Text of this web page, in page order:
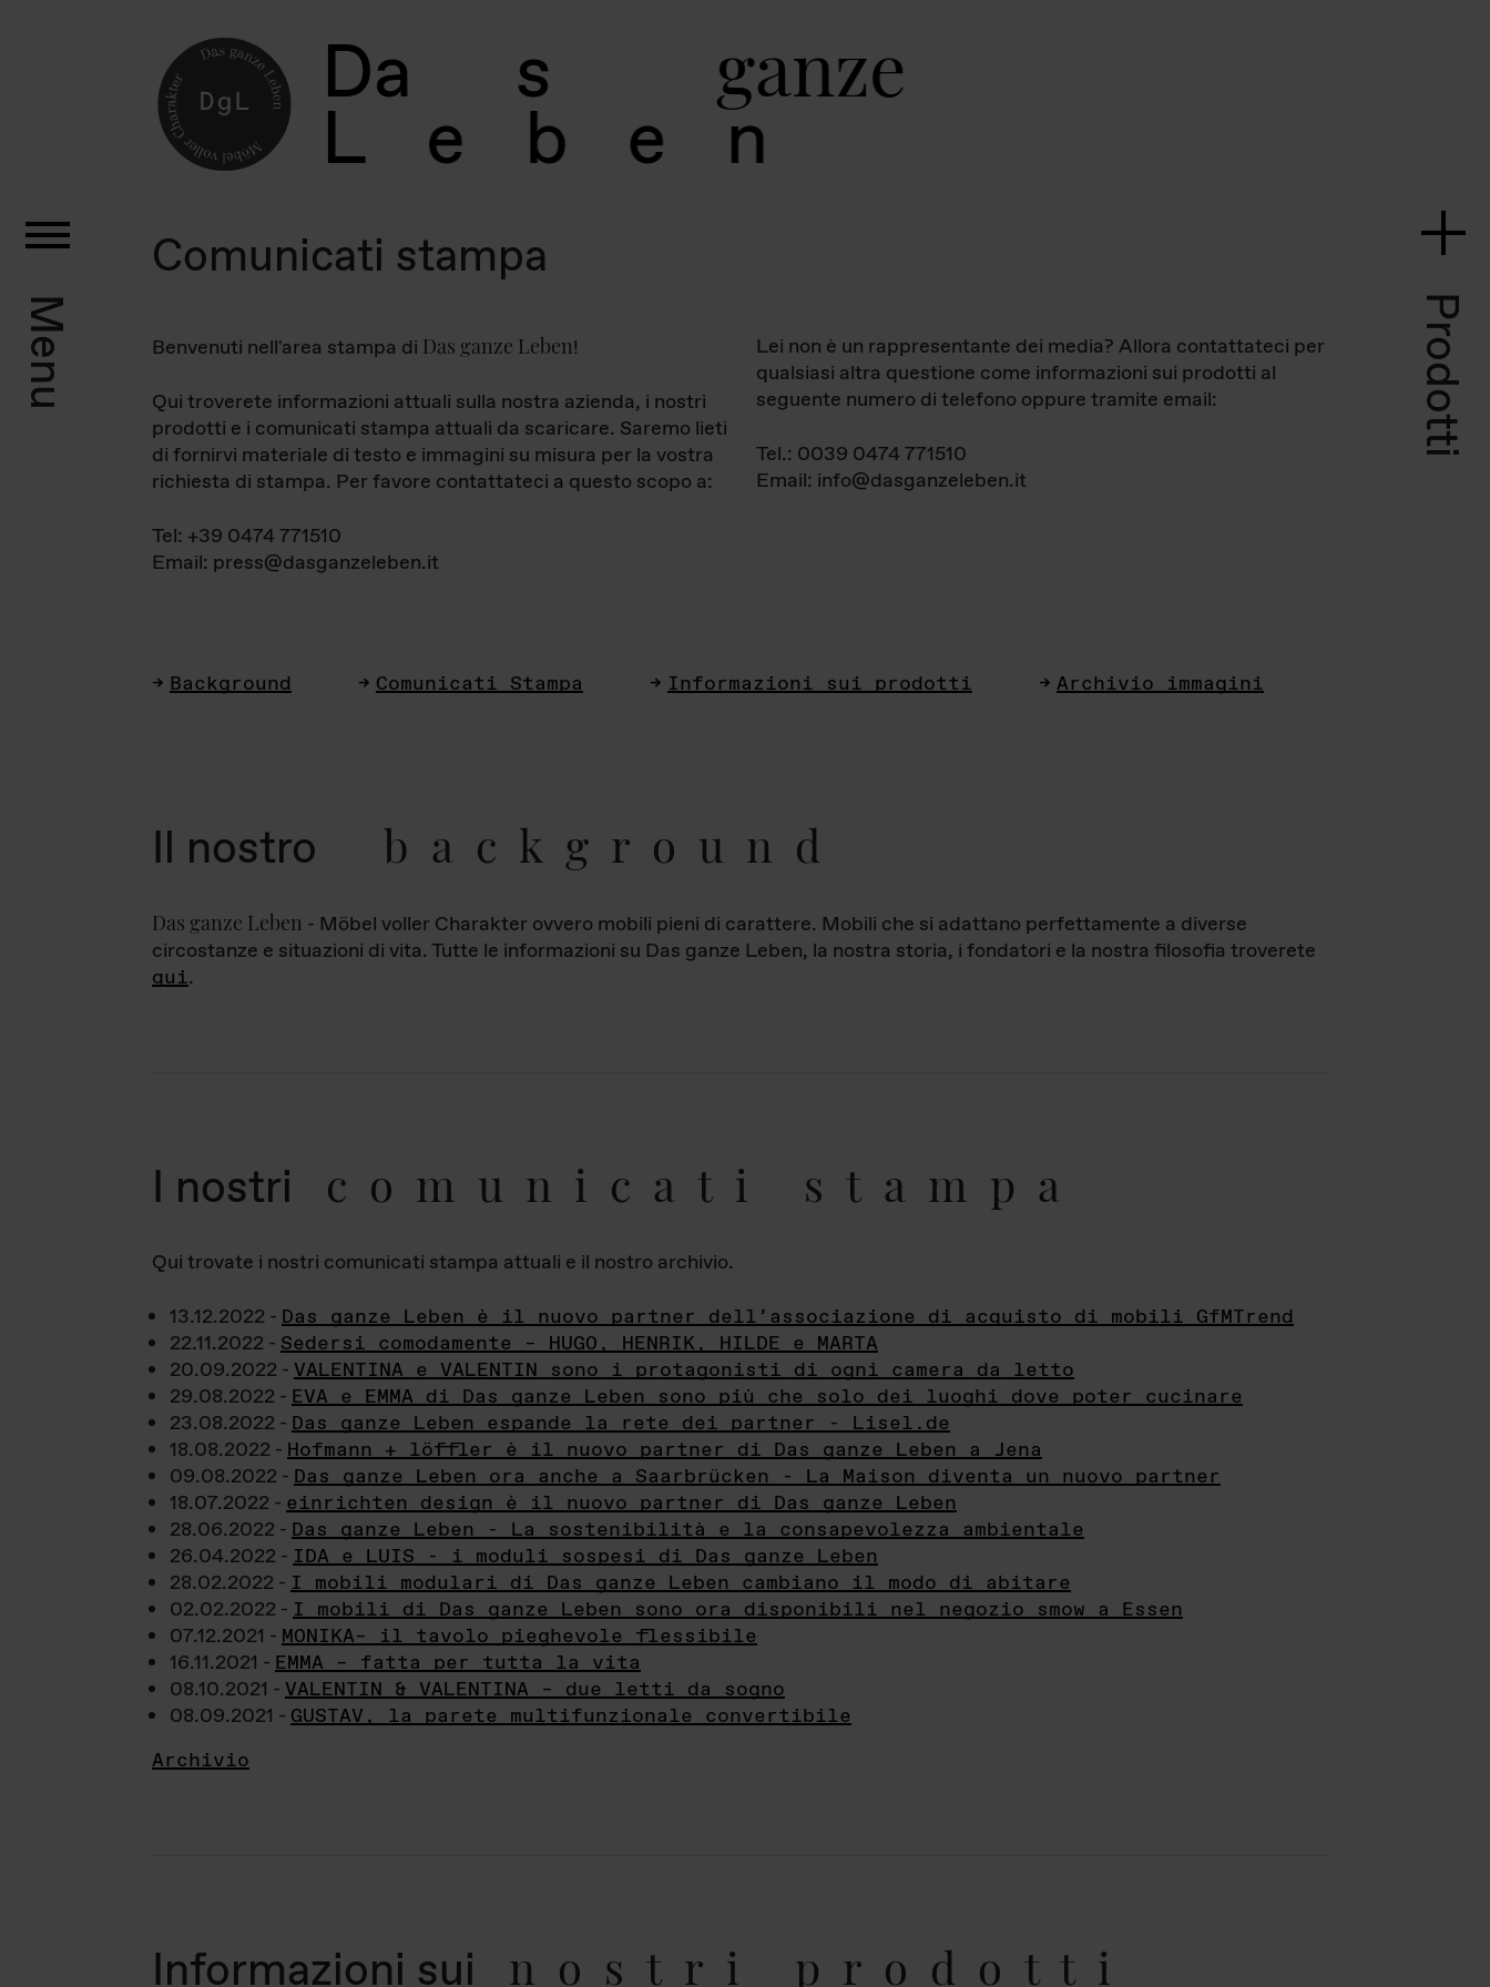
Da s ganz
L e b e
Menu Prodotti
Comunicati stampa
Benvenuti nell'area stampa di Das ganze Leben!
Qui troverete informazioni attuali sulla nostra azienda, i nostri
prodotti e i comunicati stampa attuali da scaricare. Saremo lieti
di fornirvi materiale di testo e immagini su misura per la vostra
richiesta di stampa. Per favore contattateci a questo scopo a:
Tel: +39 0474 771510
Email: press@dasganzeleben.it
Lei non è un rappresentante dei media? Allora contattateci per
qualsiasi altra questione come informazioni sui prodotti al
seguente numero di telefono oppure tramite email:
Tel.: 0039 0474 771510
Email: info@dasganzeleben.it
Background Comunicati Stampa Informazioni sui prodotti Archivio immagini
Il nostro background
Das ganze Leben - Möbel voller Charakter ovvero mobili pieni di carattere. Mobili che si adattano perfettamente a diverse
circostanze e situazioni di vita. Tutte le informazioni su Das ganze Leben, la nostra storia, i fondatori e la nostra filosofia troverete
qui.
I nostri comunicati stampa
Qui trovate i nostri comunicati stampa attuali e il nostro archivio.
13.12.2022 - Das ganze Leben è il nuovo partner dell’associazione di acquisto di mobili GfMTrend
22.11.2022 - Sedersi comodamente – HUGO, HENRIK, HILDE e MARTA
20.09.2022 - VALENTINA e VALENTIN sono i protagonisti di ogni camera da letto
29.08.2022 - EVA e EMMA di Das ganze Leben sono più che solo dei luoghi dove poter cucinare
23.08.2022 - Das ganze Leben espande la rete dei partner - Lisel.de
18.08.2022 - Hofmann + löffler è il nuovo partner di Das ganze Leben a Jena
09.08.2022 - Das ganze Leben ora anche a Saarbrücken - La Maison diventa un nuovo partner
18.07.2022 - einrichten design è il nuovo partner di Das ganze Leben
28.06.2022 - Das ganze Leben - La sostenibilità e la consapevolezza ambientale
26.04.2022 - IDA e LUIS - i moduli sospesi di Das ganze Leben
28.02.2022 - I mobili modulari di Das ganze Leben cambiano il modo di abitare
02.02.2022 - I mobili di Das ganze Leben sono ora disponibili nel negozio smow a Essen
07.12.2021 - MONIKA– il tavolo pieghevole flessibile
16.11.2021 - EMMA – fatta per tutta la vita
08.10.2021 - VALENTIN & VALENTINA – due letti da sogno
08.09.2021 - GUSTAV, la parete multifunzionale convertibile
Archivio
Informazioni sui nostri prodotti